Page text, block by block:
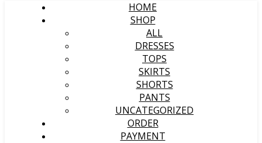
HOME
SHOP
ALL
DRESSES
TOPS
SKIRTS
SHORTS
PANTS
UNCATEGORIZED
ORDER
PAYMENT